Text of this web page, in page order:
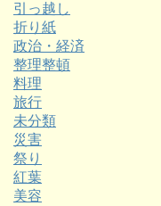
引っ越し
折り紙
政治・経済
整理整頓
料理
旅行
未分類
災害
祭り
紅葉
美容